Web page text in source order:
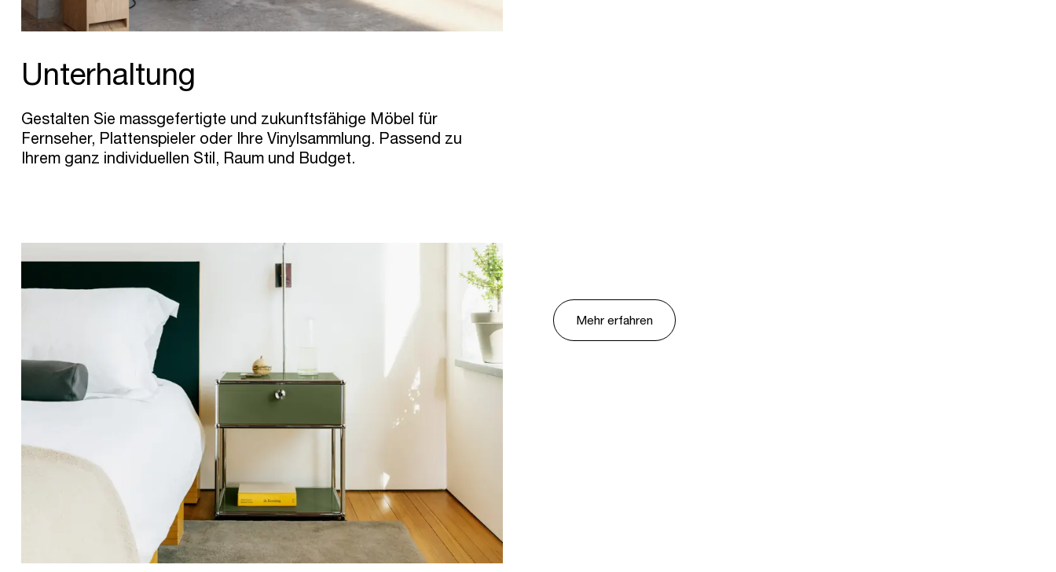
Unterhaltung
Gestalten Sie massgefertigte und zukunftsfähige Möbel für
Fernseher, Plattenspieler oder Ihre Vinylsammlung. Passend zu
Ihrem ganz individuellen Stil, Raum und Budget.
Mehr erfahren